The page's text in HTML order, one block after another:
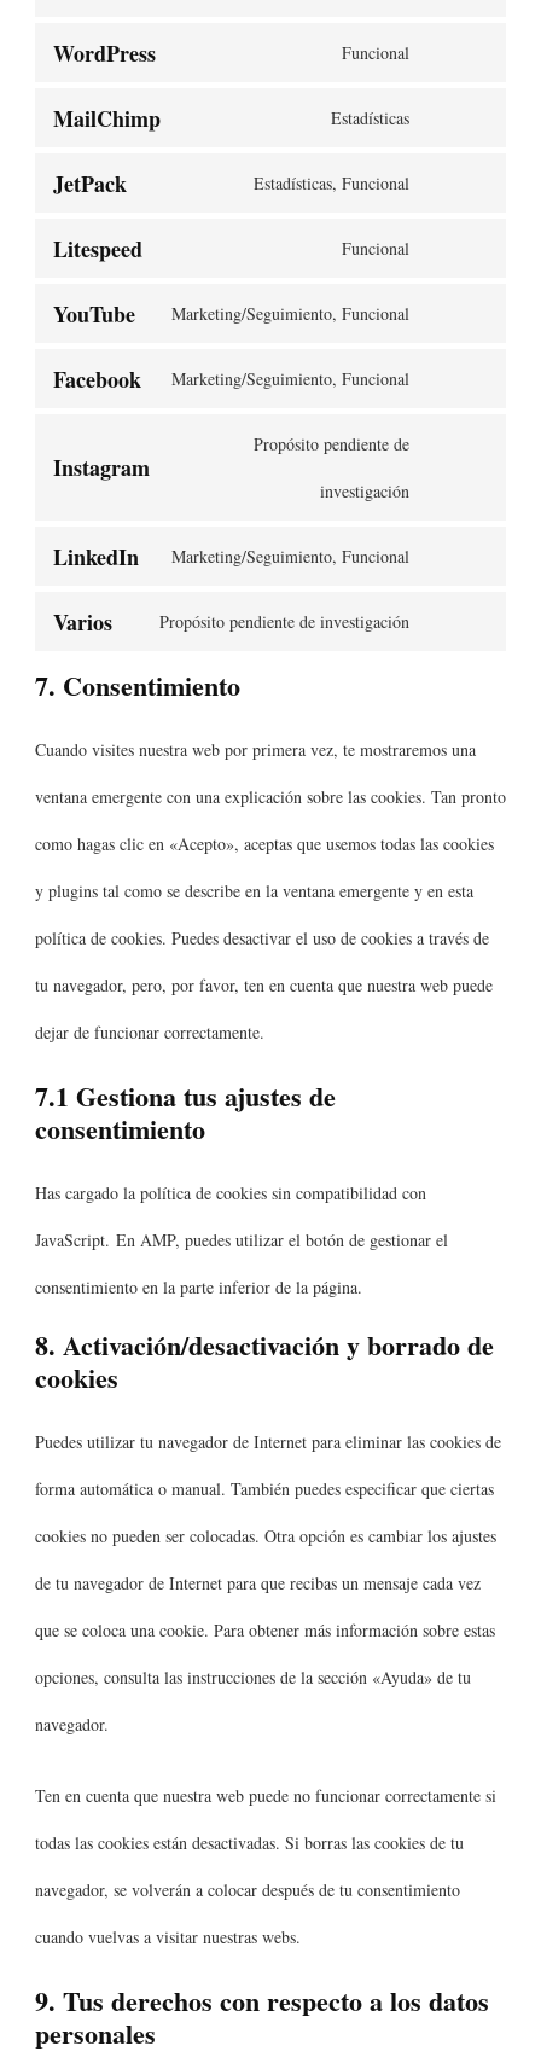
WordPress Funcional
MailChimp Estadísticas
JetPack Estadísticas, Funcional
Litespeed Funcional
YouTube Marketing/Seguimiento, Funcional
Facebook Marketing/Seguimiento, Funcional
Instagram
Propósito pendiente de
investigación
LinkedIn Marketing/Seguimiento, Funcional
Varios Propósito pendiente de investigación
7. Consentimiento
Cuando visites nuestra web por primera vez, te mostraremos una
ventana emergente con una explicación sobre las cookies. Tan pronto
como hagas clic en «Acepto», aceptas que usemos todas las cookies
y plugins tal como se describe en la ventana emergente y en esta
política de cookies. Puedes desactivar el uso de cookies a través de
tu navegador, pero, por favor, ten en cuenta que nuestra web puede
dejar de funcionar correctamente.
7.1 Gestiona tus ajustes de
consentimiento
Has cargado la política de cookies sin compatibilidad con
JavaScript. En AMP, puedes utilizar el botón de gestionar el
consentimiento en la parte inferior de la página.
8. Activación/desactivación y borrado de
cookies
Puedes utilizar tu navegador de Internet para eliminar las cookies de
forma automática o manual. También puedes especificar que ciertas
cookies no pueden ser colocadas. Otra opción es cambiar los ajustes
de tu navegador de Internet para que recibas un mensaje cada vez
que se coloca una cookie. Para obtener más información sobre estas
opciones, consulta las instrucciones de la sección «Ayuda» de tu
navegador.
Ten en cuenta que nuestra web puede no funcionar correctamente si
todas las cookies están desactivadas. Si borras las cookies de tu
navegador, se volverán a colocar después de tu consentimiento
cuando vuelvas a visitar nuestras webs.
9. Tus derechos con respecto a los datos
personales